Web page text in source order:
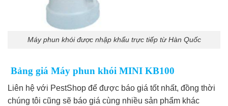
Máy phun khói được nhập khẩu trực tiếp từ Hàn Quốc
Bảng giá Máy phun khói MINI KB100
Liên hệ với PestShop để được báo giá tốt nhất, đồng thời
chúng tôi cũng sẽ báo giá cùng nhiều sản phẩm khác